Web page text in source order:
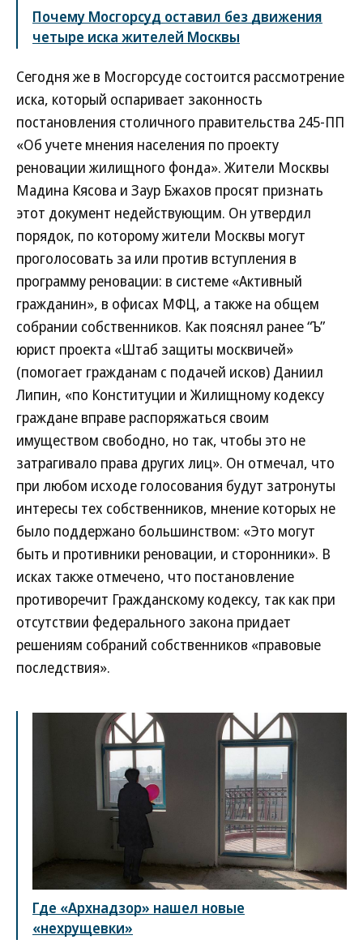
Почему Мосгорсуд оставил без движения
четыре иска жителей Москвы
Сегодня же в Мосгорсуде состоится рассмотрение
иска, который оспаривает законность
постановления столичного правительства 245-ПП
«Об учете мнения населения по проекту
реновации жилищного фонда». Жители Москвы
Мадина Кясова и Заур Бжахов просят признать
этот документ недействующим. Он утвердил
порядок, по которому жители Москвы могут
проголосовать за или против вступления в
программу реновации: в системе «Активный
гражданин», в офисах МФЦ, а также на общем
собрании собственников. Как пояснял ранее “Ъ”
юрист проекта «Штаб защиты москвичей»
(помогает гражданам с подачей исков) Даниил
Липин, «по Конституции и Жилищному кодексу
граждане вправе распоряжаться своим
имуществом свободно, но так, чтобы это не
затрагивало права других лиц». Он отмечал, что
при любом исходе голосования будут затронуты
интересы тех собственников, мнение которых не
было поддержано большинством: «Это могут
быть и противники реновации, и сторонники». В
исках также отмечено, что постановление
противоречит Гражданскому кодексу, так как при
отсутствии федерального закона придает
решениям собраний собственников «правовые
последствия».
Где «Архнадзор» нашел новые
«нехрущевки»